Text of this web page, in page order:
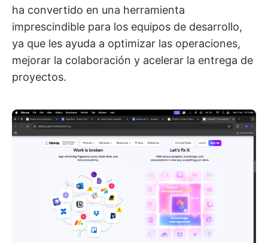
ha convertido en una herramienta
imprescindible para los equipos de desarrollo,
ya que les ayuda a optimizar las operaciones,
mejorar la colaboración y acelerar la entrega de
proyectos.